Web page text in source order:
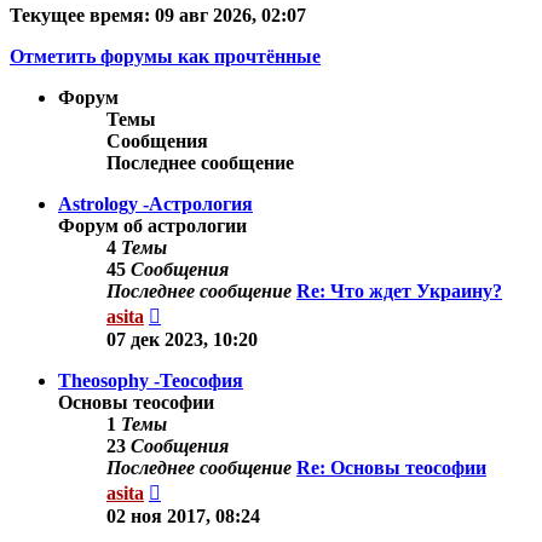
Текущее время: 09 авг 2026, 02:07
Отметить форумы как прочтённые
Форум
Темы
Сообщения
Последнее сообщение
Astrology -Астрология
Форум об астрологии
4 Темы
45 Сообщения
Последнее сообщение Re: Что ждет Украину?
asita
к
сообщению
07 дек 2023, 10:20
Theosophy -Теософия
Основы теософии
1 Темы
23 Сообщения
Последнее сообщение Re: Основы теософии
asita
к
02 ноя 2017, 08:24